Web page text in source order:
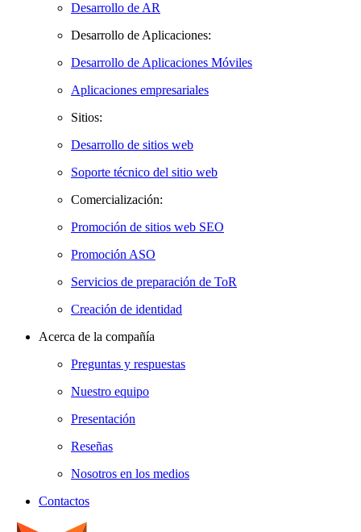
Desarrollo de AR
Desarrollo de Aplicaciones:
Desarrollo de Aplicaciones Móviles
Aplicaciones empresariales
Sitios:
Desarrollo de sitios web
Soporte técnico del sitio web
Comercialización:
Promoción de sitios web SEO
Promoción ASO
Servicios de preparación de ToR
Creación de identidad
Acerca de la compañía
Preguntas y respuestas
Nuestro equipo
Presentación
Reseñas
Nosotros en los medios
Contactos